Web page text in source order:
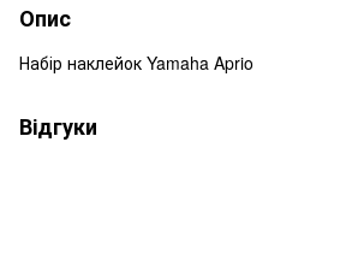
Опис
Набір наклейок Yamaha Aprio
Відгуки